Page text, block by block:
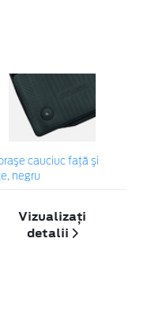
cauciuc faţă şi
negru
Vizualizați
detalii